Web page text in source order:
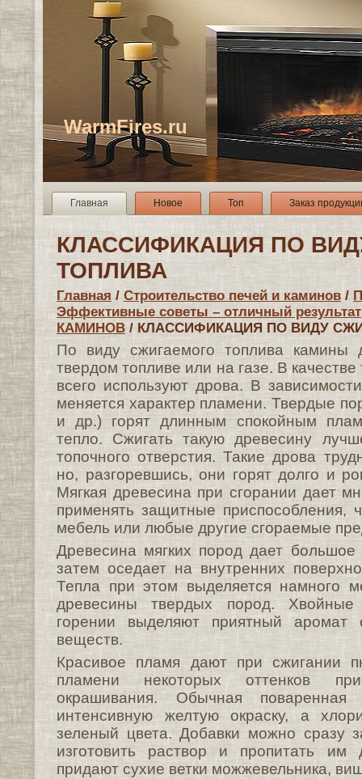
WarmFires.ru
Главная Новое Топ Заказ
КЛАССИФИКАЦИЯ ПО
ТОПЛИВА
Главная / Строительство печей и каминов /
Эффективные советы – отличный результат
КАМИНОВ/ КЛАССИФИКАЦИЯ ПО ВИДУ
По виду сжигаемого топлива
твердом топливе или на газе. В
всего используют дрова. В
меняется характер пламени. Твердые
и др.) горят длинным спокойным
тепло. Сжигать такую древесину
топочного отверстия. Такие дрова
но, разгоревшись, они горят долго и
Мягкая древесина при сгорании дает
применять защитные приспособления,
мебель или любые другие сгораемые
Древесина мягких пород дает большое
затем оседает на внутренних
Тепла при этом выделяется намного
древесины твердых пород.
горении выделяют приятный аромат
веществ.
Красивое пламя дают при сжигании
пламени некоторых оттенков
окрашивания. Обычная
интенсивную желтую окраску, а
зеленый цвета. Добавки можно сразу
изготовить раствор и пропитать
придают сухие ветки можжевельника,